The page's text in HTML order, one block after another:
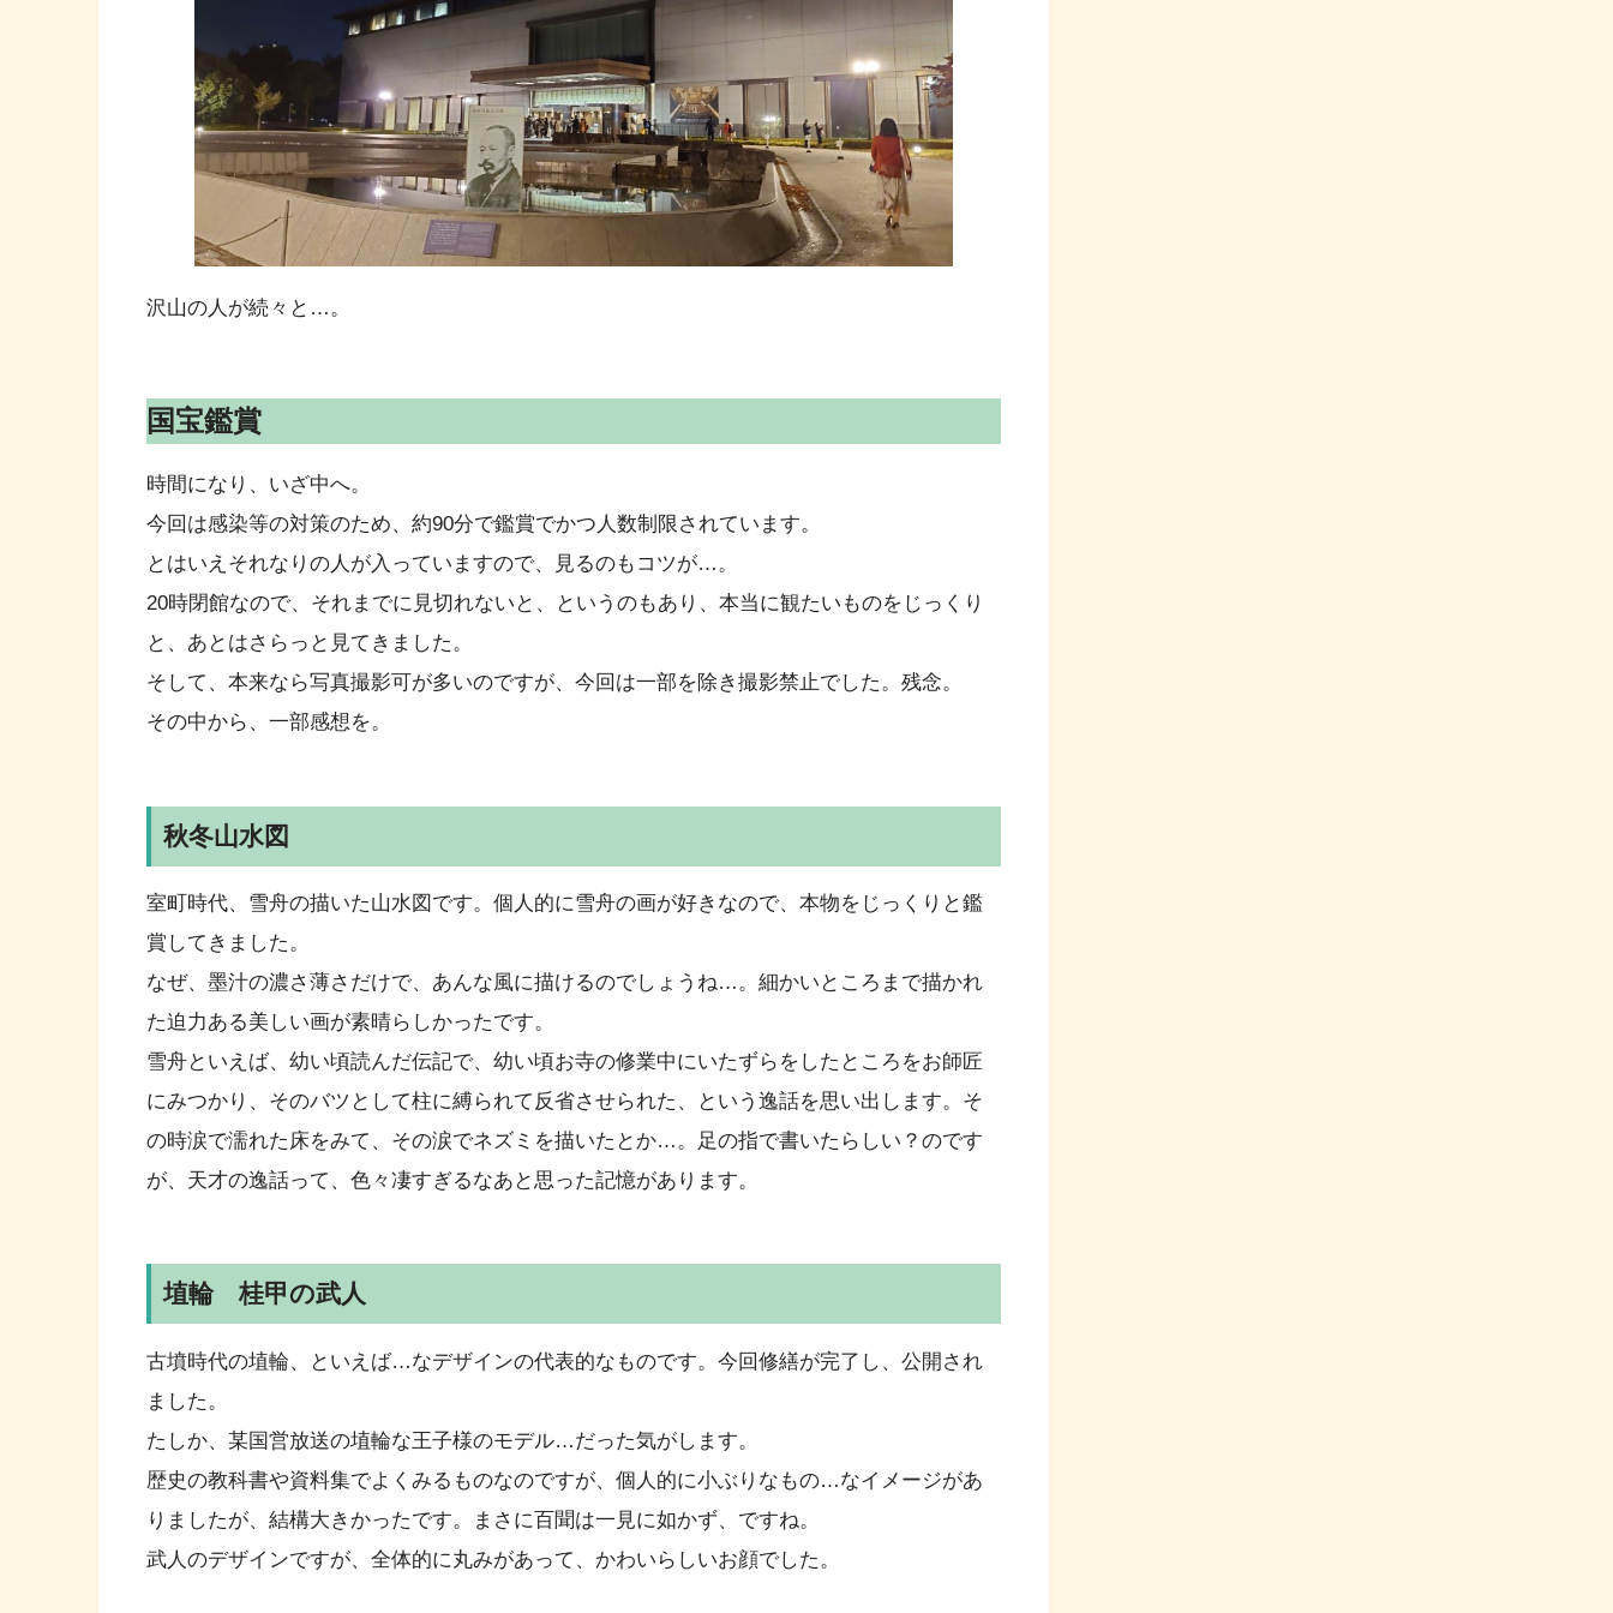
沢山の人が続々と…。
国宝鑑賞
時間になり、いざ中へ。
今回は感染等の対策のため、約90分で鑑賞でかつ人数制限されています。
とはいえそれなりの人が入っていますので、見るのもコツが…。
20時閉館なので、それまでに見切れないと、というのもあり、本当に観たいものをじっくり
と、あとはさらっと見てきました。
そして、本来なら写真撮影可が多いのですが、今回は一部を除き撮影禁止でした。残念。
その中から、一部感想を。
秋冬山水図
室町時代、雪舟の描いた山水図です。個人的に雪舟の画が好きなので、本物をじっくりと鑑
賞してきました。
なぜ、墨汁の濃さ薄さだけで、あんな風に描けるのでしょうね…。細かいところまで描かれ
た迫力ある美しい画が素晴らしかったです。
雪舟といえば、幼い頃読んだ伝記で、幼い頃お寺の修業中にいたずらをしたところをお師匠
にみつかり、そのバツとして柱に縛られて反省させられた、という逸話を思い出します。そ
の時涙で濡れた床をみて、その涙でネズミを描いたとか…。足の指で書いたらしい？のです
が、天才の逸話って、色々凄すぎるなあと思った記憶があります。
埴輪 桂甲の武人
古墳時代の埴輪、といえば…なデザインの代表的なものです。今回修繕が完了し、公開され
ました。
たしか、某国営放送の埴輪な王子様のモデル…だった気がします。
歴史の教科書や資料集でよくみるものなのですが、個人的に小ぶりなもの…なイメージがあ
りましたが、結構大きかったです。まさに百聞は一見に如かず、ですね。
武人のデザインですが、全体的に丸みがあって、かわいらしいお顔でした。